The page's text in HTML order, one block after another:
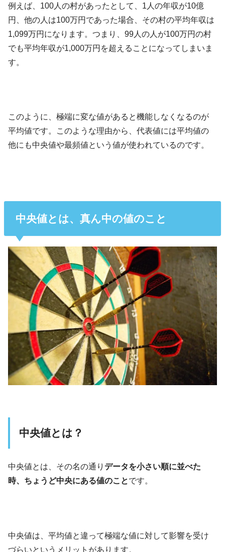
例えば、100人の村があったとして、1人の年収が10億
円、他の人は100万円であった場合、その村の平均年収は
1,099万円になります。つまり、99人の人が100万円の村
でも平均年収が1,000万円を超えることになってしまいま
す。
このように、極端に変な値があると機能しなくなるのが
平均値です。このような理由から、代表値には平均値の
他にも中央値や最頻値という値が使われているのです。
中央値とは、真ん中の値のこと
中央値とは？
中央値とは、その名の通り データを小さい順に並べた
時、ちょうど中央にある値のことです。
中央値は、平均値と違って極端な値に対して影響を受け
づらいというメリットがあります。